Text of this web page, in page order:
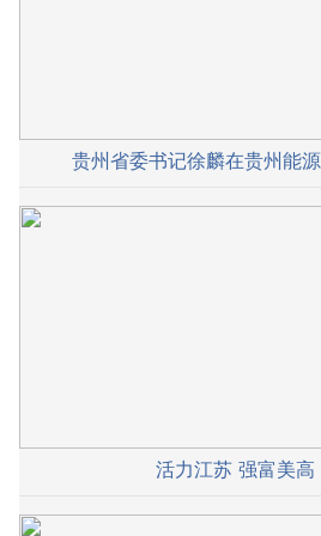
贵州省委书记徐麟在贵州能
活力江苏 强富美高